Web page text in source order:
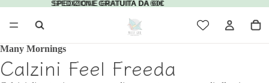
SPEDIZIONE GRATUITA DA 60€
SPEDIZIONE GRATUITA DA 60€
Many Mornings
Calzini Feel Freeda